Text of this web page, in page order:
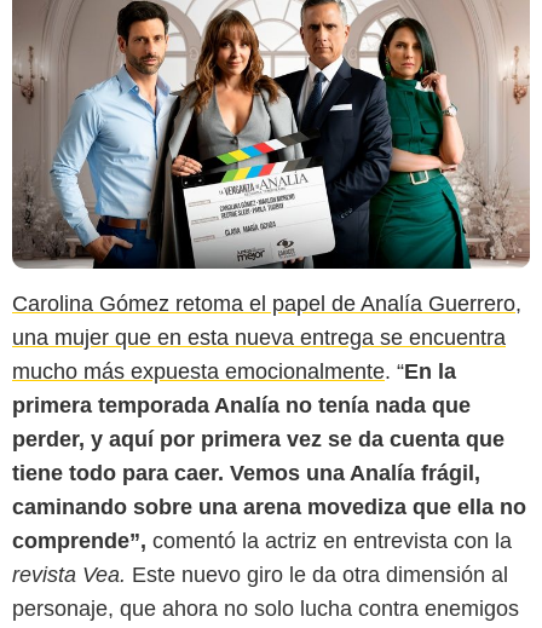
Carolina Gómez retoma el papel de Analía Guerrero,
una mujer que en esta nueva entrega se encuentra
mucho más expuesta emocionalmente. “En la
primera temporada Analía no tenía nada que
perder, y aquí por primera vez se da cuenta que
tiene todo para caer. Vemos una Analía frágil,
caminando sobre una arena movediza que ella no
comprende”, comentó la actriz en entrevista con la
revista Vea. Este nuevo giro le da otra dimensión al
personaje, que ahora no solo lucha contra enemigos